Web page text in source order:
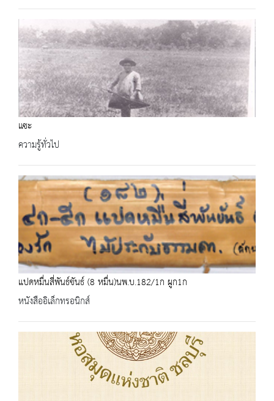
แซะ
ความรู้ทั่วไป
แปดหมื่นสี่พันธ์ขันธ์ (8 หมื่น)นพ.บ.182/1ก ผูก1ก
หนังสืออิเล็กทรอนิกส์